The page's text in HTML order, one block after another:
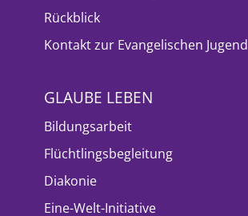
Rückblick
Kontakt zur Evangelischen Jugend
GLAUBE LEBEN
Bildungsarbeit
Flüchtlingsbegleitung
Diakonie
Eine-Welt-Initiative